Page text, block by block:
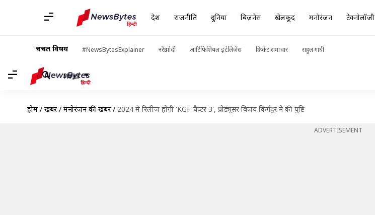
देश राजनीति दुनिया बिज़नेस खेलकूद मनोरंजन टेक्नोलॉजी
चर्चित विषय #NewsBytesExplainer नरेंद्र मोदी आर्टिफिशियल इंटेलिजेंस क्रिकेट समाचार राहुल गांधी
Hindi
होम / खबरें / मनोरंजन की खबरें / 2024 में रिलीज होगी 'KGF चैप्टर 3', प्रोड्यूसर विजय किर्गंदुर ने की पुष्टि
ADVERTISEMENT